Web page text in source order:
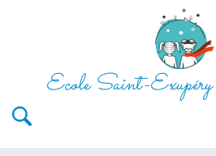
Ecole Saint-